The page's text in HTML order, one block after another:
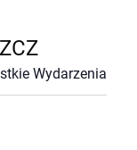
Wydarzenia